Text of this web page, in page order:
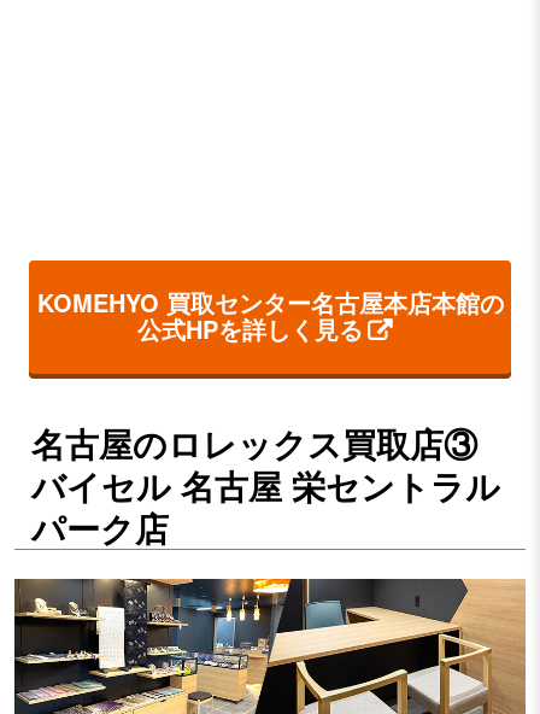
KOMEHYO 買取センター名古屋本店本館の
公式HPを詳しく見る
名古屋のロレックス買取店③
バイセル 名古屋 栄セントラル
パーク店